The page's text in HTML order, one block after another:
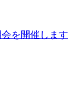
を開催します